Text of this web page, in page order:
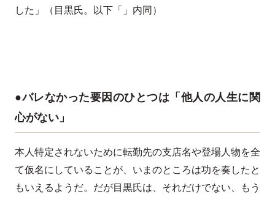
した」（目黒氏。以下「」内同）
●バレなかった要因のひとつは「他人の人生に関
心がない」
本人特定されないために転勤先の支店名や登場人物を全
て仮名にしていることが、いまのところは功を奏したと
もいえるようだ。だが目黒氏は、それだけでない、もう